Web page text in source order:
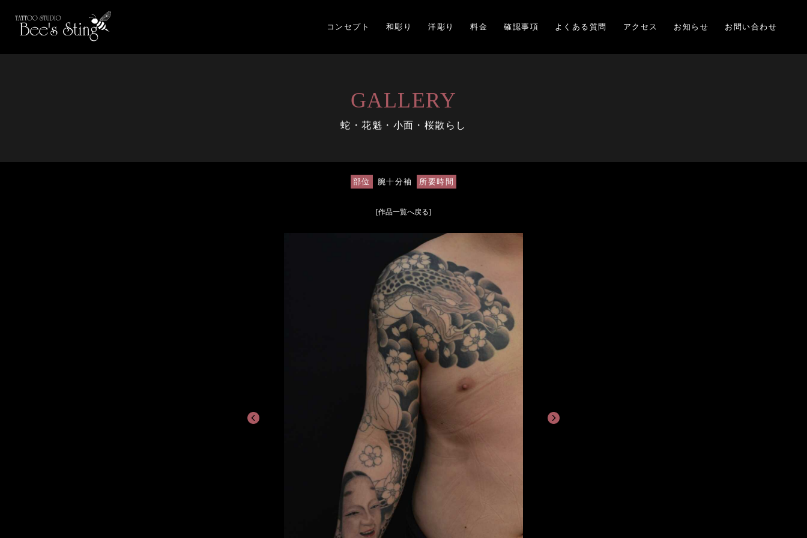
コンセプト 和彫り 洋彫り 料金 確認事項 よくある質問 アクセス お知らせ お問い合わせ
GALLERY
蛇・花魁・小面・桜散らし
部位 腕十分袖 所要時間